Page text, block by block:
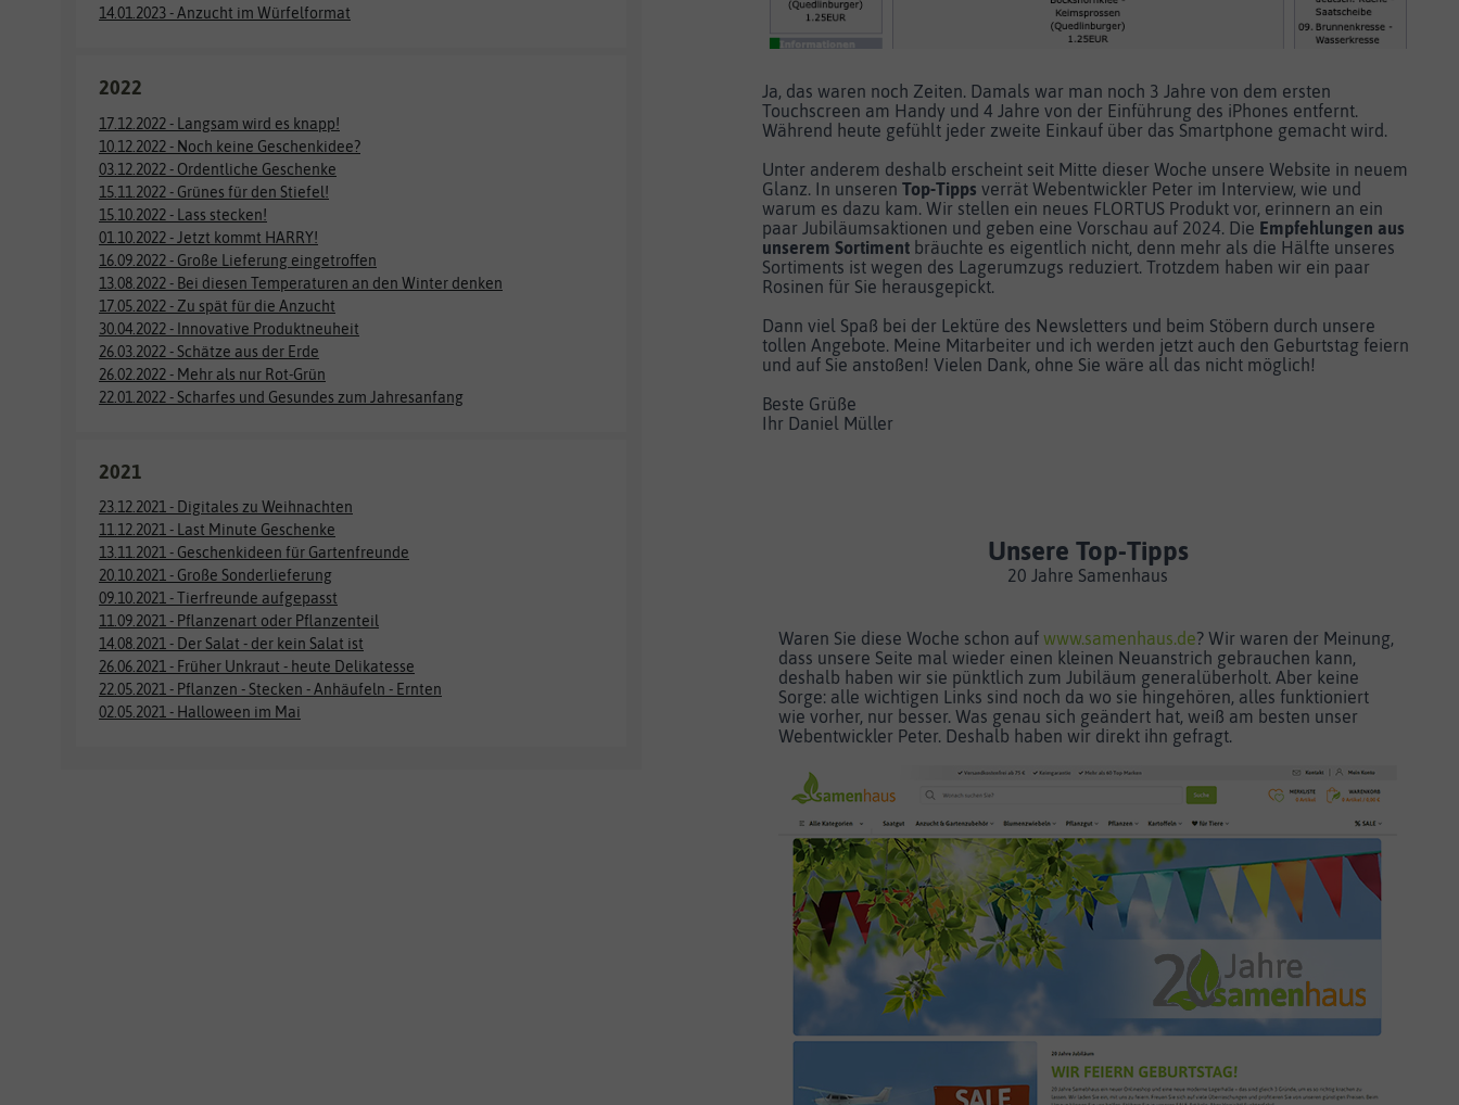
14.01.2023 - Anzucht im Würfelformat
2022
22.01.2022 - Scharfes und Gesundes zum Jahresanfang
26.02.2022 - Mehr als nur Rot-Grün
26.03.2022 - Schätze aus der Erde
30.04.2022 - Innovative Produktneuheit
17.05.2022 - Zu spät für die Anzucht
13.08.2022 - Bei diesen Temperaturen an den Winter denken
16.09.2022 - Große Lieferung eingetroffen
01.10.2022 - Jetzt kommt HARRY!
15.10.2022 - Lass stecken!
15.11.2022 - Grünes für den Stiefel!
03.12.2022 - Ordentliche Geschenke
10.12.2022 - Noch keine Geschenkidee?
17.12.2022 - Langsam wird es knapp!
2021
02.05.2021 - Halloween im Mai
22.05.2021 - Pflanzen - Stecken - Anhäufeln - Ernten
26.06.2021 - Früher Unkraut - heute Delikatesse
14.08.2021 - Der Salat - der kein Salat ist
11.09.2021 - Pflanzenart oder Pflanzenteil
09.10.2021 - Tierfreunde aufgepasst
20.10.2021 - Große Sonderlieferung
13.11.2021 - Geschenkideen für Gartenfreunde
11.12.2021 - Last Minute Geschenke
23.12.2021 - Digitales zu Weihnachten
Ja, das waren noch Zeiten. Damals war man noch 3 Jahre von dem ersten
Touchscreen am Handy und 4 Jahre von der Einführung des iPhones entfernt.
Während heute gefühlt jeder zweite Einkauf über das Smartphone gemacht wird.
Unter anderem deshalb erscheint seit Mitte dieser Woche unsere Website in neuem
Glanz. In unseren Top-Tipps verrät Webentwickler Peter im Interview, wie und
warum es dazu kam. Wir stellen ein neues FLORTUS Produkt vor, erinnern an ein
paar Jubiläumsaktionen und geben eine Vorschau auf 2024. Die Empfehlungen aus
unserem Sortiment bräuchte es eigentlich nicht, denn mehr als die Hälfte unseres
Sortiments ist wegen des Lagerumzugs reduziert. Trotzdem haben wir ein paar
Rosinen für Sie herausgepickt.
Dann viel Spaß bei der Lektüre des Newsletters und beim Stöbern durch unsere
tollen Angebote. Meine Mitarbeiter und ich werden jetzt auch den Geburtstag feiern
und auf Sie anstoßen! Vielen Dank, ohne Sie wäre all das nicht möglich!
Beste Grüße
Ihr Daniel Müller
Unsere Top-Tipps
20 Jahre Samenhaus
Waren Sie diese Woche schon auf www.samenhaus.de? Wir waren der Meinung,
dass unsere Seite mal wieder einen kleinen Neuanstrich gebrauchen kann,
deshalb haben wir sie pünktlich zum Jubiläum generalüberholt. Aber keine
Sorge: alle wichtigen Links sind noch da wo sie hingehören, alles funktioniert
wie vorher, nur besser. Was genau sich geändert hat, weiß am besten unser
Webentwickler Peter. Deshalb haben wir direkt ihn gefragt.